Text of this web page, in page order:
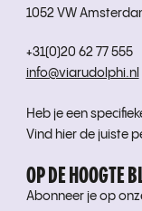
1052 VW
+31(0)20 62 77 555
info@viarudolphi.nl
Heb je een
Vind hier de juiste
OP DE HOOGTE
Abonneer je op